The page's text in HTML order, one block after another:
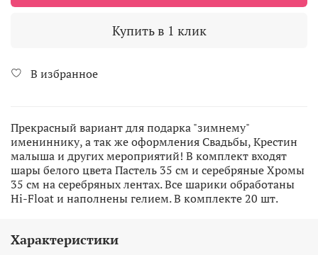
Купить в 1 клик
В избранное
Прекрасный вариант для подарка "зимнему"
имениннику, а так же оформления Свадьбы, Крестин
малыша и других мероприятий! В комплект входят
шары белого цвета Пастель 35 см и серебряные Хромы
35 см на серебряных лентах. Все шарики обработаны
Hi-Float и наполнены гелием. В комплекте 20 шт.
Характеристики